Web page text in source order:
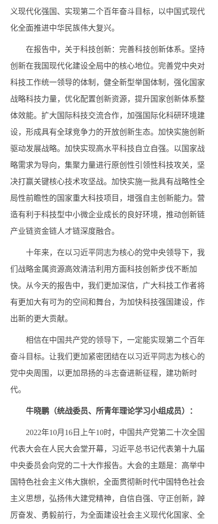
义现代化强国、实现第二个百年奋斗目标，以中国式现代
化全面推进中华民族伟大复兴。
在报告中，关于科技创新：完善科技创新体系。坚持
创新在我国现代化建设全局中的核心地位。 完善党中央对
科技工作统一领导的体制，健全新型举国体制，强化国家
战略科技力量，优化配置创新资源，提升国家创新体系整
体效能。 扩大国际科技交流合作，加强国际化科研环境建
设，形成具有全球竞争力的开放创新生态。加快实施创新
驱动发展战略。加快实现高水平科技自立自强。以国家战
略需求为导向，集聚力量进行原创性引领性科技攻关，坚
决打赢关键核心技术攻坚战。加快实施一批具有战略性全
局性前瞻性的国家重大科技项目，增强自主创新能力。营
造有利于科技型中小微企业成长的良好环境，推动创新链
产业链资金链人才链深度融合。
十年来，在以习近平同志为核心的党中央领导下，我
们战略金属资源高效清洁利用方面科技创新步伐不断加
快。从今天的报告中，我们更加深信，广大科技工作者将
有更加大有可为的空间和舞台，为加快科技强国建设，作
出新的更大贡献。
相信在中国共产党的领导下，一定能实现第二个百年
奋斗目标。让我们更加紧密团结在以习近平同志为核心的
党中央周围，以更加昂扬的斗志奋进新征程，建功新时
代。
牛晓鹏（统战委员、所青年理论学习小组成员）：
2022年10月16 日上午10时，中国共产党第二十次全国
代表大会在人民大会堂开幕，习近平总书记代表第十九届
中央委员会向党的二十大作报告。大会的主题是：高举中
国特色社会主义伟大旗帜，全面贯彻新时代中国特色社会
主义思想，弘扬伟大建党精神，自信自强、守正创新，踔
厉奋发、勇毅前行，为全面建设社会主义现代化国家、全